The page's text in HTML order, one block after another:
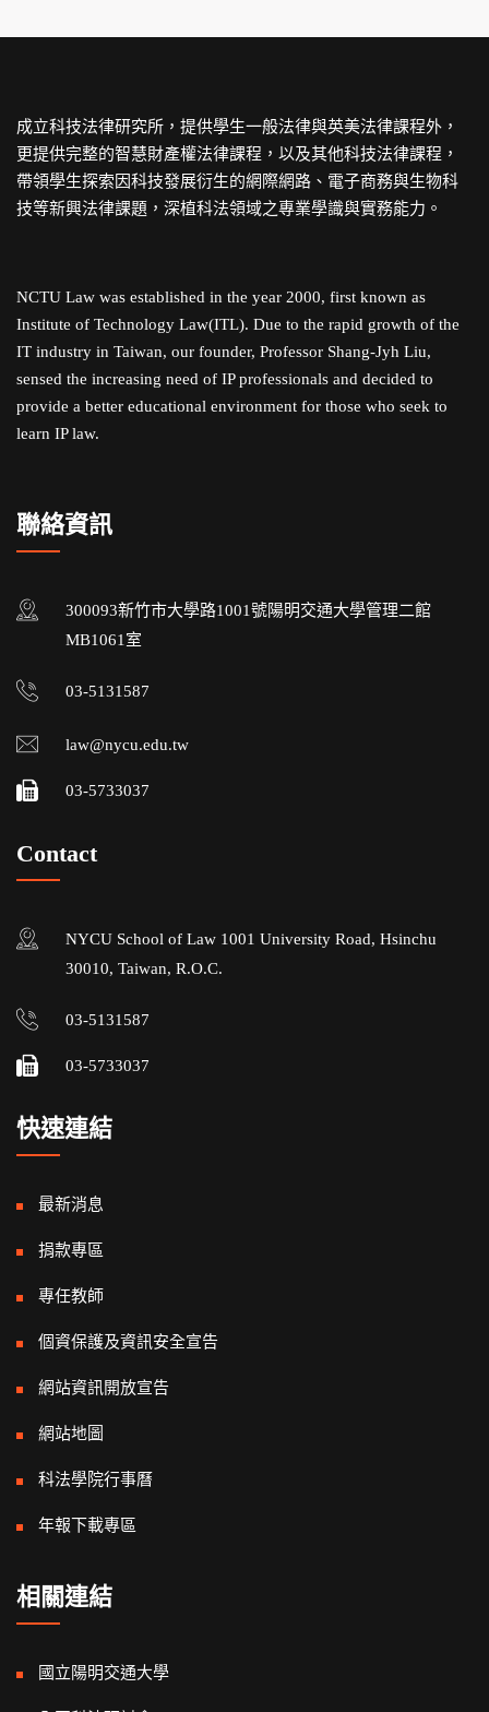
成立科技法律研究所，提供學生一般法律與英美法律課程外，
更提供完整的智慧財產權法律課程，以及其他科技法律課程，
帶領學生探索因科技發展衍生的網際網路、電子商務與生物科
技等新興法律課題，深植科法領域之專業學識與實務能力。
NCTU Law was established in the year 2000, first known as
Institute of Technology Law(ITL). Due to the rapid growth of the
IT industry in Taiwan, our founder, Professor Shang-Jyh Liu,
sensed the increasing need of IP professionals and decided to
provide a better educational environment for those who seek to
learn IP law.
聯絡資訊
300093新竹市大學路1001號陽明交通大學管理二館
MB1061室
03-5131587
law@nycu.edu.tw
03-5733037
Contact
NYCU School of Law 1001 University Road, Hsinchu
30010, Taiwan, R.O.C.
03-5131587
03-5733037
快速連結
最新消息
捐款專區
專任教師
個資保護及資訊安全宣告
網站資訊開放宣告
網站地圖
科法學院行事曆
年報下載專區
相關連結
國立陽明交通大學